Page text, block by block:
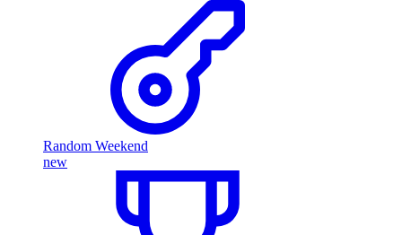
Random Weekend
new